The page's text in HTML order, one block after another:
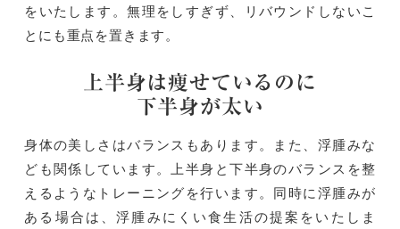
をいたします。無理をしすぎず、リバウンドしないこ
とにも重点を置きます。
上半身は痩せているのに
下半身が太い
身体の美しさはバランスもあります。また、浮腫みな
ども関係しています。上半身と下半身のバランスを整
えるようなトレーニングを行います。同時に浮腫みが
ある場合は、浮腫みにくい食生活の提案をいたしま